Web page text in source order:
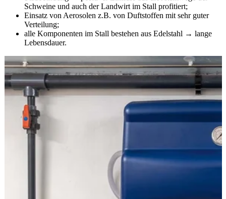
Schweine und auch der Landwirt im Stall profitiert;
Einsatz von Aerosolen z.B. von Duftstoffen mit sehr guter
Verteilung;
alle Komponenten im Stall bestehen aus Edelstahl → lange
Lebensdauer.